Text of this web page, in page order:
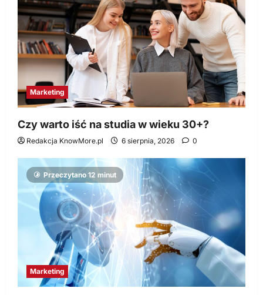
Marketing
Czy warto iść na studia w wieku 30+?
Redakcja KnowMore.pl 6 sierpnia, 2026 0
Przeczytano 12 minut
Marketing